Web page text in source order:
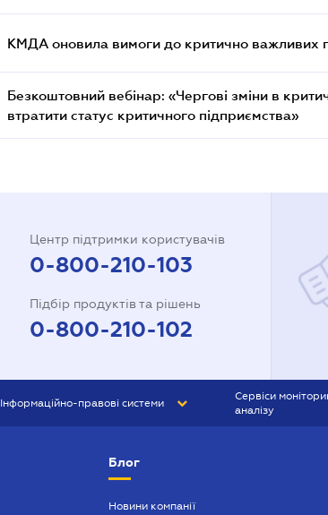
КМДА оновила вимоги до критично важливих
Безкоштовний вебінар: «Чергові зміни в
втратити статус критичного підприємства»
Центр підтримки користувачів
0-800-210-103
Підбір продуктів та рішень
0-800-210-102
Інформаційно-правові системи
Сервіси
аналізу
Блог
Новини компанії